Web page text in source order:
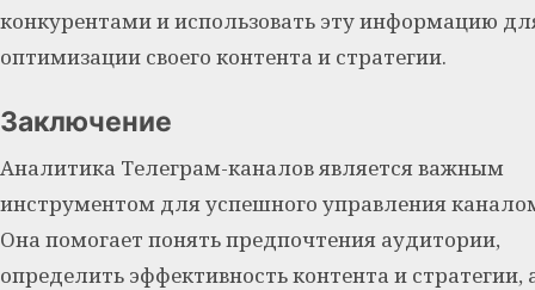
конкурентами и использовать эту информацию
оптимизации своего контента и стратегии.
Заключение
Аналитика Телеграм-каналов является важным
инструментом для успешного управления
Она помогает понять предпочтения аудитории,
определить эффективность контента и стратегии,